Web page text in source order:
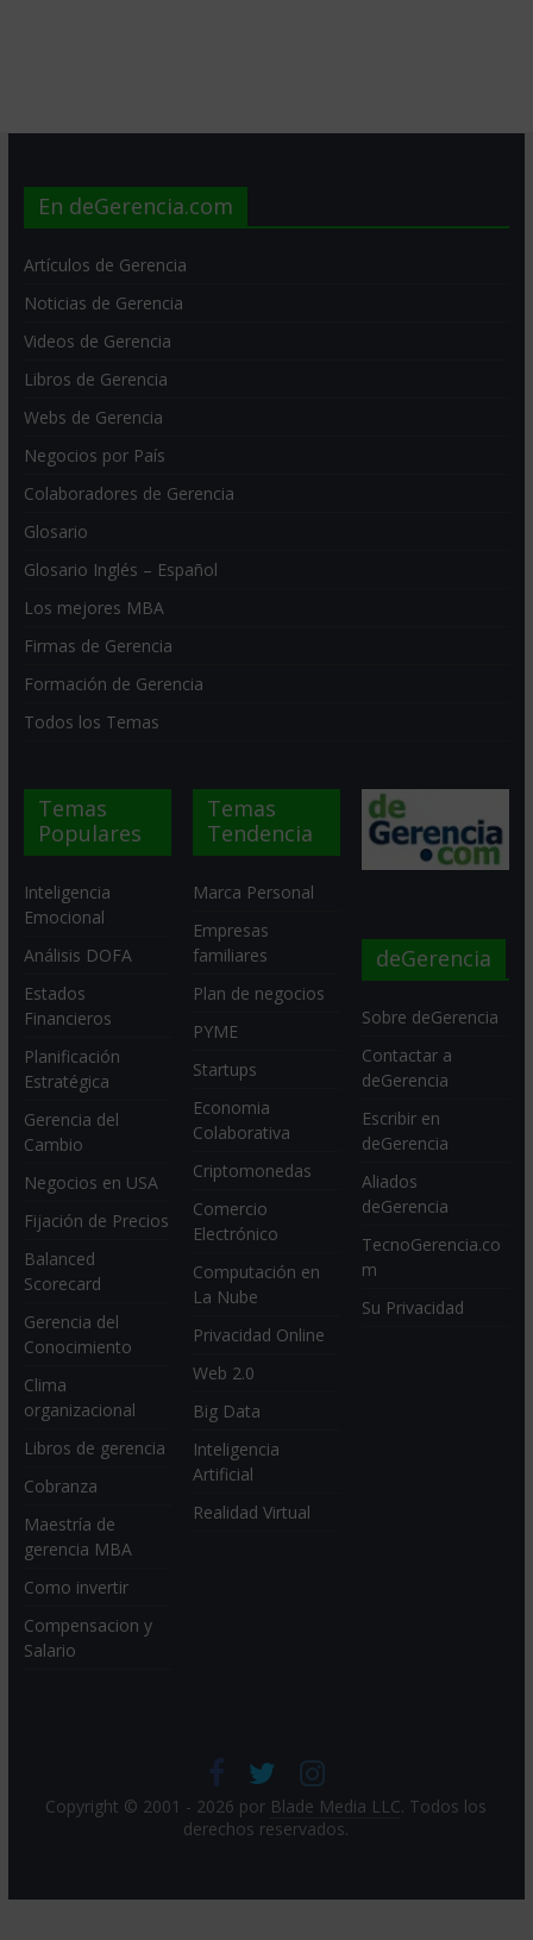
En deGerencia.com
Artículos de Gerencia
Noticias de Gerencia
Videos de Gerencia
Libros de Gerencia
Webs de Gerencia
Negocios por País
Colaboradores de Gerencia
Glosario
Glosario Inglés – Español
Los mejores MBA
Firmas de Gerencia
Formación de Gerencia
Todos los Temas
Temas
Populares
Inteligencia
Emocional
Análisis DOFA
Estados
Financieros
Planificación
Estratégica
Gerencia del
Cambio
Negocios en USA
Fijación de Precios
Balanced
Scorecard
Gerencia del
Conocimiento
Clima
organizacional
Libros de gerencia
Cobranza
Maestría de
gerencia MBA
Como invertir
Compensacion y
Salario
Temas
Tendencia
Marca Personal
Empresas
familiares
Plan de negocios
PYME
Startups
Economia
Colaborativa
Criptomonedas
Comercio
Electrónico
Computación en
La Nube
Privacidad Online
Web 2.0
Big Data
Inteligencia
Artificial
Realidad Virtual
deGerencia
Sobre deGerencia
Contactar a
deGerencia
Escribir en
deGerencia
Aliados
deGerencia
TecnoGerencia.co
m
Su Privacidad
Copyright © 2001 - 2026 por Blade Media LLC. Todos los
derechos reservados.